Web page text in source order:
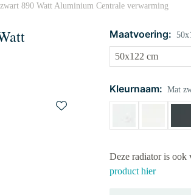
890 Watt Aluminium Centrale verwarming
Deze radiator is ook
product hier
Maatvoering:
Kleurnaam: Mat